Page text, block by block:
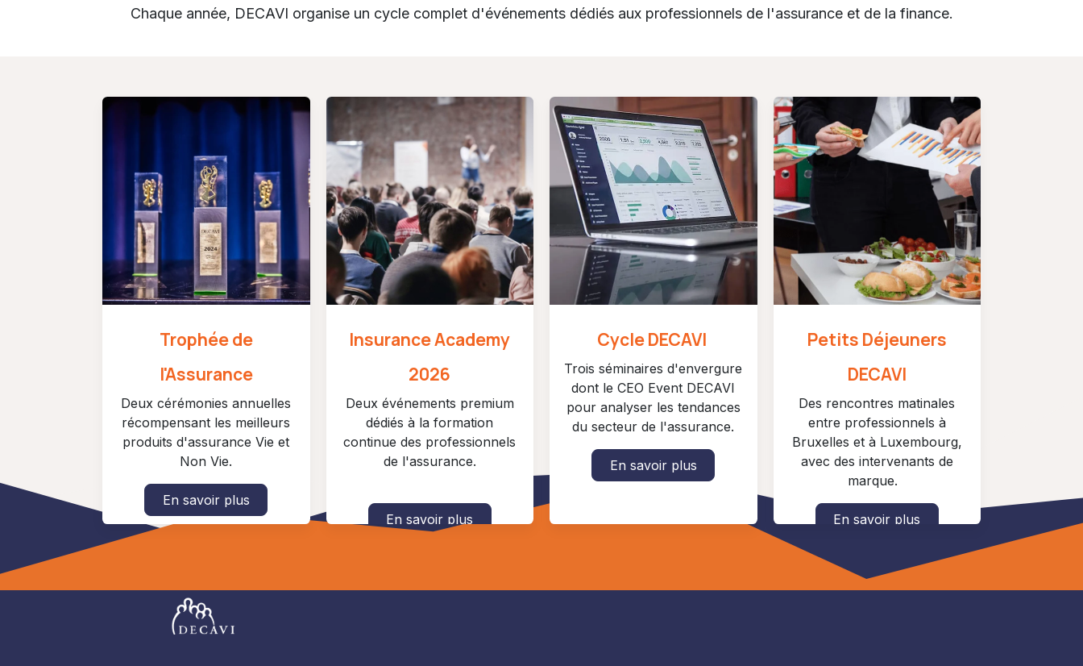
Chaque année, DECAVI organise un cycle complet d'événements dédiés aux professionnels de l'assurance et de la finance.
Trophée de
l'Assurance
Deux cérémonies annuelles
récompensant les meilleurs
produits d'assurance Vie et
Non Vie.
En savoir plus
Insurance Academy
2026
Deux événements premium
dédiés à la formation
continue des professionnels
de l'assurance.
En savoir plus
Cycle DECAVI
Trois séminaires d'envergure
dont le CEO Event DECAVI
pour analyser les tendances
du secteur de l'assurance.
En savoir plus
Petits Déjeuners
DECAVI
Des rencontres matinales
entre professionnels à
Bruxelles et à Luxembourg,
avec des intervenants de
marque.
En savoir plus